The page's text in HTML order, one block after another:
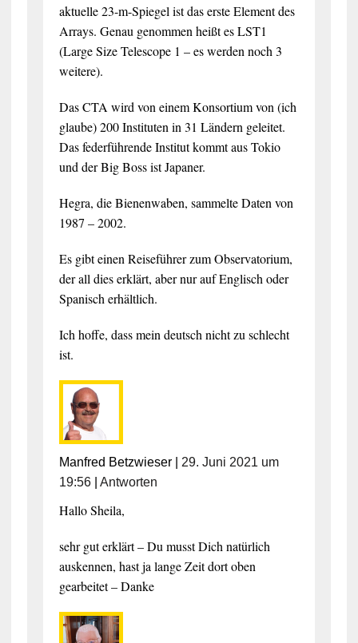
aktuelle 23-m-Spiegel ist das erste Element des
Arrays. Genau genommen heißt es LST1
(Large Size Telescope 1 – es werden noch 3
weitere).
Das CTA wird von einem Konsortium von (ich
glaube) 200 Instituten in 31 Ländern geleitet.
Das federführende Institut kommt aus Tokio
und der Big Boss ist Japaner.
Hegra, die Bienenwaben, sammelte Daten von
1987 – 2002.
Es gibt einen Reiseführer zum Observatorium,
der all dies erklärt, aber nur auf Englisch oder
Spanisch erhältlich.
Ich hoffe, dass mein deutsch nicht zu schlecht
ist.
Manfred Betzwieser| 29. Juni 2021 um
19:56| Antworten
Hallo Sheila,
sehr gut erklärt – Du musst Dich natürlich
auskennen, hast ja lange Zeit dort oben
gearbeitet – Danke